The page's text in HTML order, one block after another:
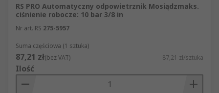
RS PRO Automatyczny odpowietrznik Mosiądzmaks.
ciśnienie robocze: 10 bar 3/8 in
Nr art. RS 275-5957
Suma częściowa (1 sztuka)
87,21 zł(bez VAT) 87,21 zł/sztuka
Ilość